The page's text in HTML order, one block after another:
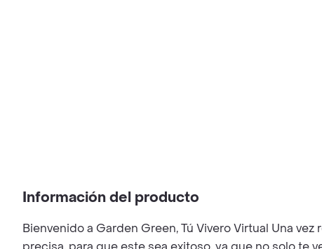
Información del producto
Bienvenido a Garden Green, Tú Vivero Virtual Una